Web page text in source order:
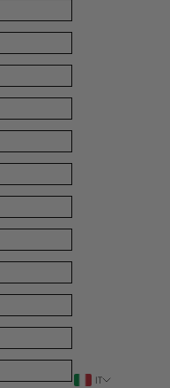
IT